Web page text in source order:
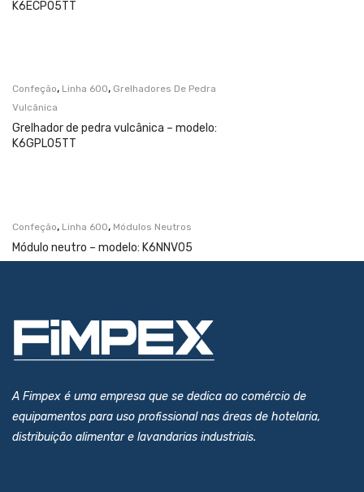
K6ECP05TT
Confeção, Linha 600, Grelhadores De Pedra
Vulcânica
Grelhador de pedra vulcânica – modelo:
K6GPL05TT
Confeção, Linha 600, Módulos Neutros
Módulo neutro – modelo: K6NNV05
A Fimpex é uma empresa que se dedica ao comércio de
equipamentos para uso profissional nas áreas de hotelaria,
distribuição alimentar e lavandarias industriais.